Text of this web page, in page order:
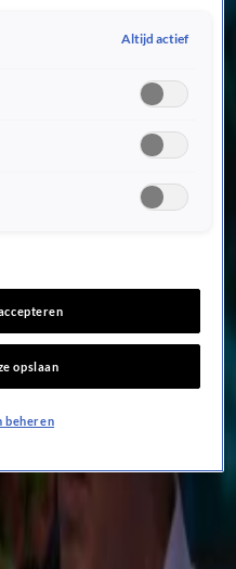
voor politie: 'Echt ontiegelijk
'Dan sta je voor joker, doe je werk
partijen zijn echt de sigaar'
vanuit Ceuta weer terug
'Het kabinet trekt er extra geld voor
van Nederland hoor je er te
Altijd actief
opslaan
beheren